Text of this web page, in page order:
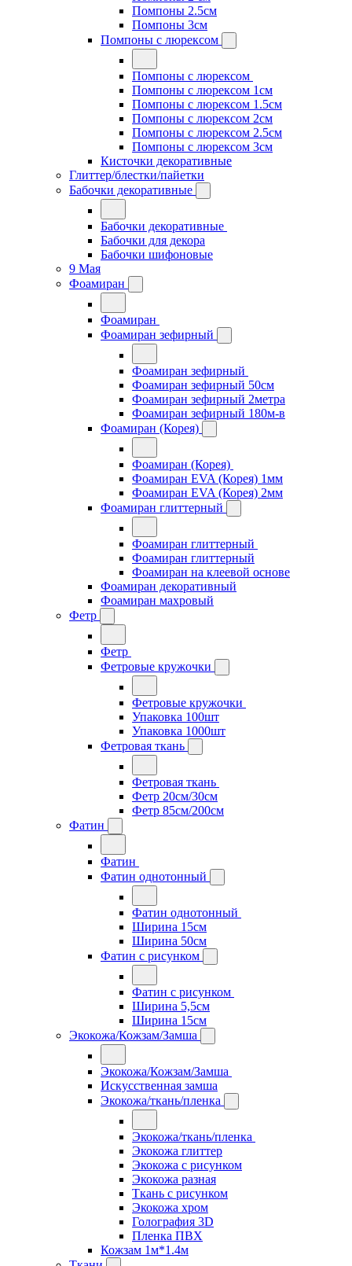
Помпоны 2.5см
Помпоны 3см
Помпоны с люрексом
Помпоны с люрексом
Помпоны с люрексом 1см
Помпоны с люрексом 1.5см
Помпоны с люрексом 2см
Помпоны с люрексом 2.5см
Помпоны с люрексом 3см
Кисточки декоративные
Глиттер/блестки/пайетки
Бабочки декоративные
Бабочки декоративные
Бабочки для декора
Бабочки шифоновые
9 Мая
Фоамиран
Фоамиран
Фоамиран зефирный
Фоамиран зефирный
Фоамиран зефирный 50см
Фоамиран зефирный 2метра
Фоамиран зефирный 180м-в
Фоамиран (Корея)
Фоамиран (Корея)
Фоамиран EVA (Корея) 1мм
Фоамиран EVA (Корея) 2мм
Фоамиран глиттерный
Фоамиран глиттерный
Фоамиран глиттерный
Фоамиран на клеевой основе
Фоамиран декоративный
Фоамиран махровый
Фетр
Фетр
Фетровые кружочки
Фетровые кружочки
Упаковка 100шт
Упаковка 1000шт
Фетровая ткань
Фетровая ткань
Фетр 20см/30см
Фетр 85см/200см
Фатин
Фатин
Фатин однотонный
Фатин однотонный
Ширина 15см
Ширина 50см
Фатин с рисунком
Фатин с рисунком
Ширина 5,5см
Ширина 15см
Экокожа/Кожзам/Замша
Экокожа/Кожзам/Замша
Искусственная замша
Экокожа/ткань/пленка
Экокожа/ткань/пленка
Экокожа глиттер
Экокожа с рисунком
Экокожа разная
Ткань с рисунком
Экокожа хром
Голография 3D
Пленка ПВХ
Кожзам 1м*1.4м